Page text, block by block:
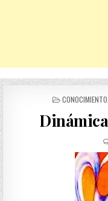
POSTED
CONOCIMIENTO